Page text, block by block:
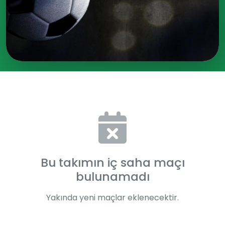
Bu takımın iç saha maçı
bulunamadı
Yakında yeni maçlar eklenecektir.